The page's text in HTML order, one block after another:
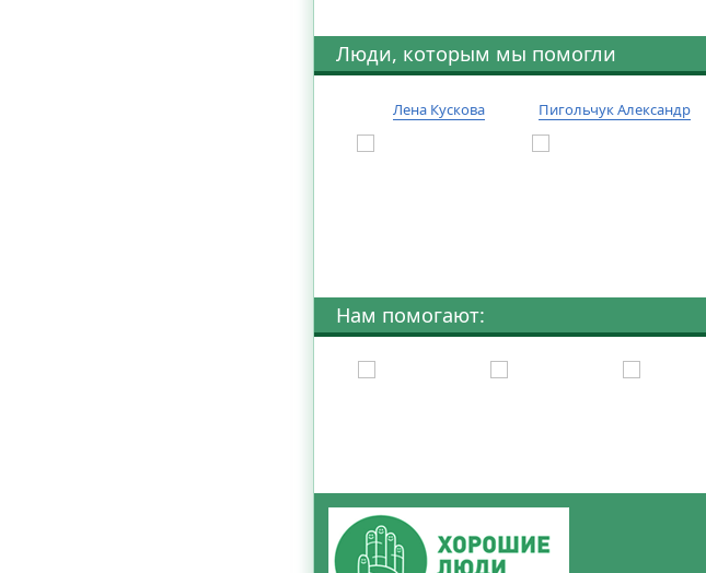
Люди, которым мы помогли
Лена Кускова Пигольчук Александр
Нам помогают: